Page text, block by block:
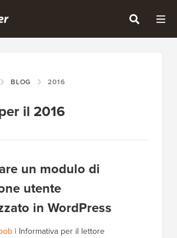
BLOG 2016
il 2016
un modulo di
utente
in WordPress
| Informativa per il lettore